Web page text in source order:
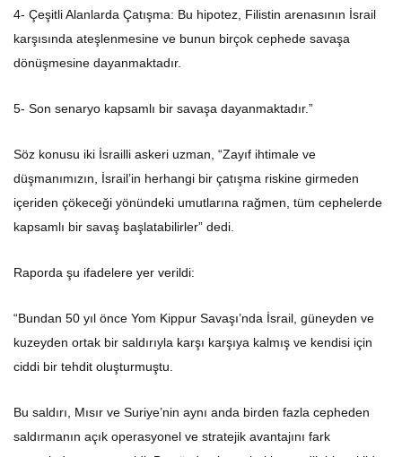
4- Çeşitli Alanlarda Çatışma: Bu hipotez, Filistin arenasının İsrail
karşısında ateşlenmesine ve bunun birçok cephede savaşa
dönüşmesine dayanmaktadır.
5- Son senaryo kapsamlı bir savaşa dayanmaktadır.”
Söz konusu iki İsrailli askeri uzman, “Zayıf ihtimale ve
düşmanımızın, İsrail’in herhangi bir çatışma riskine girmeden
içeriden çökeceği yönündeki umutlarına rağmen, tüm cephelerde
kapsamlı bir savaş başlatabilirler” dedi.
Raporda şu ifadelere yer verildi:
“Bundan 50 yıl önce Yom Kippur Savaşı’nda İsrail, güneyden ve
kuzeyden ortak bir saldırıyla karşı karşıya kalmış ve kendisi için
ciddi bir tehdit oluşturmuştu.
Bu saldırı, Mısır ve Suriye’nin aynı anda birden fazla cepheden
saldırmanın açık operasyonel ve stratejik avantajını fark